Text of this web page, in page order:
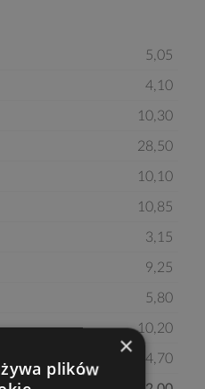
5,05
4,10
10,30
28,50
10,10
10,85
3,15
9,25
5,80
10,20
4,70
×
plików